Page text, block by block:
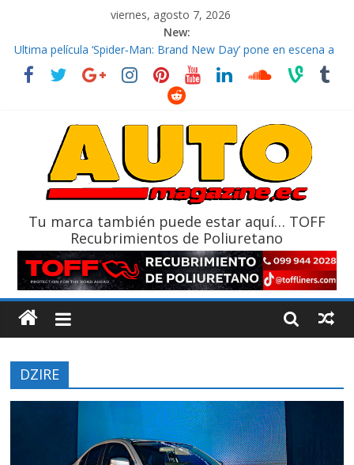
viernes, agosto 7, 2026
New:
El costo de tener un vehículo gana protagonismo a la hora de
decidir
Ultima película ‘Spider‑Man: Brand New Day’ pone en escena a
La Vuelta al Ecuador 2026, edición 47ª, recorre 7 provincias en 8
La FEDAK recibe 12 Sinotruk Bolden para cubrir las rutas de La
Tu marca también puede estar aquí… TOFF
Recubrimientos de Poliuretano
DZIRE